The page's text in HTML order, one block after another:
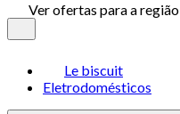
Ver ofertas para a região
Le biscuit
Eletrodomésticos